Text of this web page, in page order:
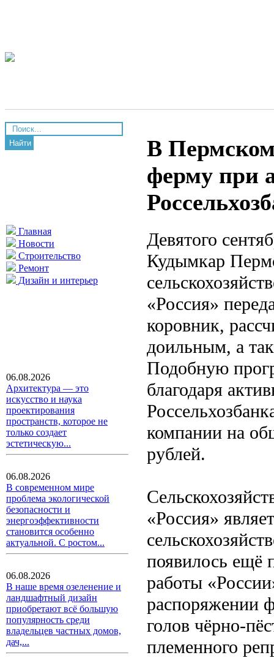
Найти
Главная
Новости
Строительство
Ремонт
Дизайн и интерьер
06.08.2026
Архитектура — это
искусство и наука
проектирования
пространств, которое не
только создает
эстетическую...
06.08.2026
В современном мире
проблема экологической
безопасности и
энергоэффективности
становится особенно
актуальной. С ростом...
06.08.2026
В наше время озеленение и
ландшафтный дизайн
приобретают всё большую
популярность среди
владельцев частных домов,
дач,...
В Пермском
ферму при
Девятого
Кудымкар
«Россия»
коровник,
доильным, а
Подобную
благодаря
компании на
рублей.
«Россия»
появилось ещё
работы
распоряжении
голов чёрно-
племенного